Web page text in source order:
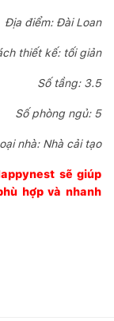
Địa điểm: Đài Loan
thiết kế: tối giản
Số tầng: 3.5
Số phòng ngủ: 5
nhà: Nhà cải tạo
sẽ giúp
hợp và nhanh